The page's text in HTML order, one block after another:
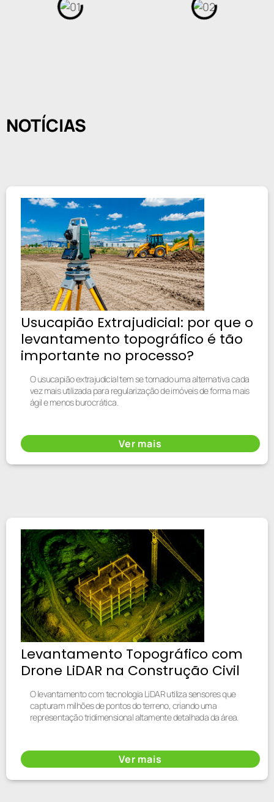
NOTÍCIAS
Usucapião Extrajudicial: por que o
levantamento topográfico é tão
importante no processo?
O usucapião extrajudicial tem se tornado uma alternativa cada
vez mais utilizada para regularização de imóveis de forma mais
ágil e menos burocrática.
Ver mais
Levantamento Topográfico com
Drone LiDAR na Construção Civil
O levantamento com tecnologia LiDAR utiliza sensores que
capturam milhões de pontos do terreno, criando uma
representação tridimensional altamente detalhada da área.
Ver mais